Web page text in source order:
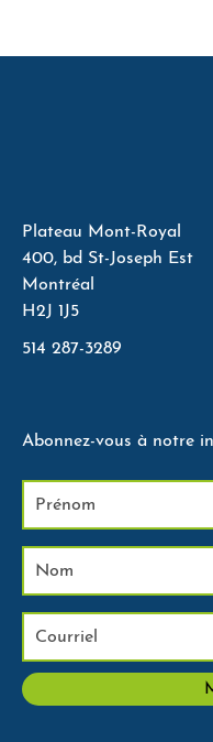
Plateau Mont-Royal
400, bd St-Joseph Est
Montréal
H2J 1J5
514 287-3289
Abonnez-vous à notre